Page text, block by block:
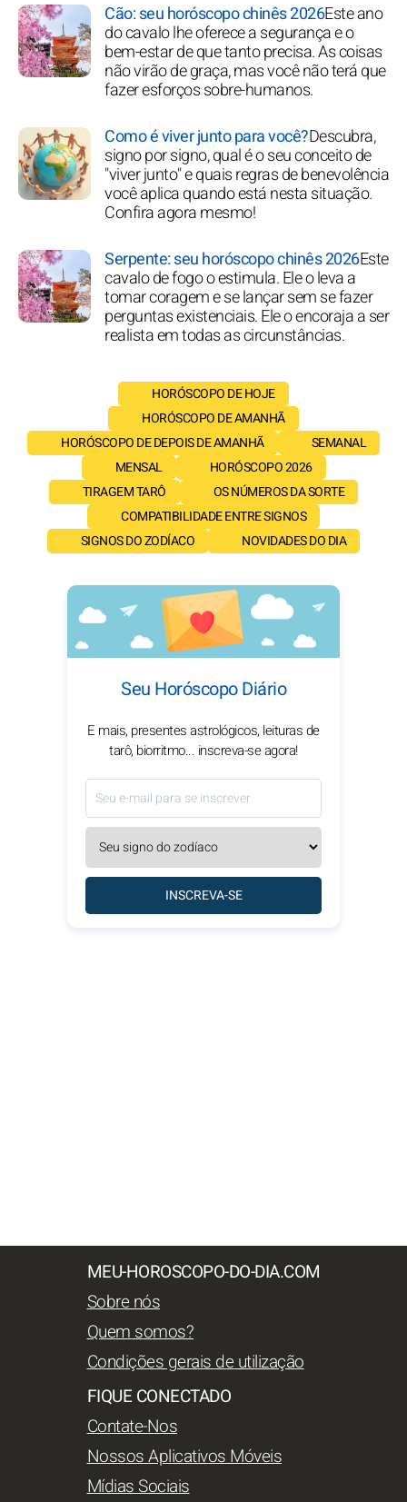
Cão: seu horóscopo chinês 2026Este ano
do cavalo lhe oferece a segurança e o
bem-estar de que tanto precisa. As coisas
não virão de graça, mas você não terá que
fazer esforços sobre-humanos.
Como é viver junto para você?Descubra,
signo por signo, qual é o seu conceito de
"viver junto" e quais regras de benevolência
você aplica quando está nesta situação.
Confira agora mesmo!
Serpente: seu horóscopo chinês 2026Este
cavalo de fogo o estimula. Ele o leva a
tomar coragem e se lançar sem se fazer
perguntas existenciais. Ele o encoraja a ser
realista em todas as circunstâncias.
HORÓSCOPO DE HOJE
HORÓSCOPO DE AMANHÃ
HORÓSCOPO DE DEPOIS DE AMANHÃ
SEMANAL
MENSAL
HORÓSCOPO 2026
TIRAGEM TARÔ
OS NÚMEROS DA SORTE
COMPATIBILIDADE ENTRE SIGNOS
SIGNOS DO ZODÍACO
NOVIDADES DO DIA
Seu Horóscopo Diário
E mais, presentes astrológicos, leituras de
tarô, biorritmo... inscreva-se agora!
INSCREVA-SE
MEU-HOROSCOPO-DO-DIA.COM
Sobre nós
Quem somos?
Condições gerais de utilização
FIQUE CONECTADO
Contate-Nos
Nossos Aplicativos Móveis
Mídias Sociais